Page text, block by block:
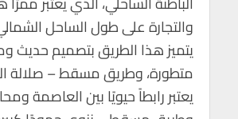
والتجارة على طول الساحل
يتميز هذا الطريق بتصميم حديث
متطورة، وطريق مسقط – صلالة
يعتبر رابطاً حيويًا بين العاصمة